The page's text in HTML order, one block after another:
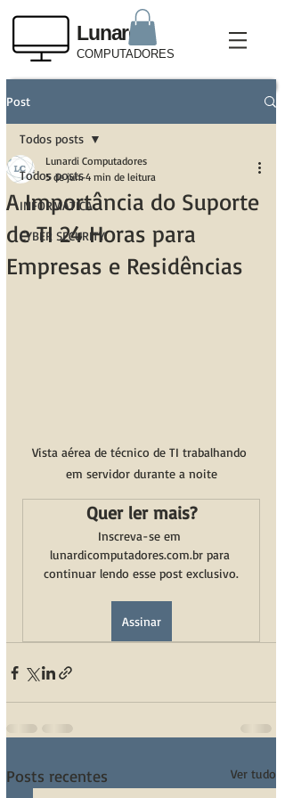
Lunardi
COMPUTADORES
Post
Todos posts
INFORMÁTICA
CYBER SECURITY
Todos posts
A Importância do Suporte
de TI 24 Horas para
Empresas e Residências
Lunardi Computadores
5 de jun. 4 min de leitura
Vista aérea de técnico de TI trabalhando
em servidor durante a noite
Quer ler mais?
Inscreva-se em
lunardicomputadores.com.br para
continuar lendo esse post exclusivo.
Assinar
Posts recentes Ver tudo